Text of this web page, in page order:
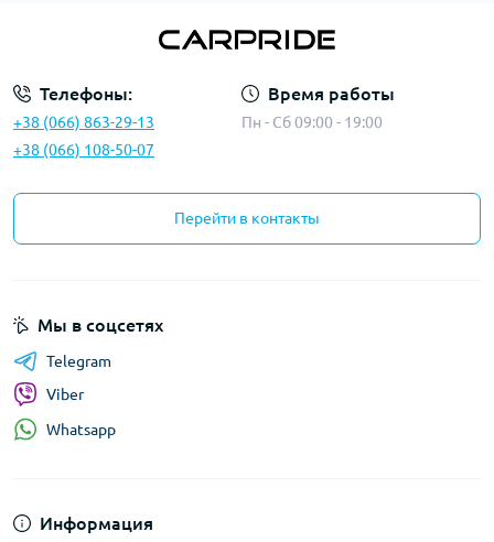
Телефоны:
+38 (066) 863-29-13
+38 (066) 108-50-07
Время работы
Пн - Сб 09:00 - 19:00
Перейти в контакты
Информация
Мы в соцсетях
Telegram
Viber
Whatsapp